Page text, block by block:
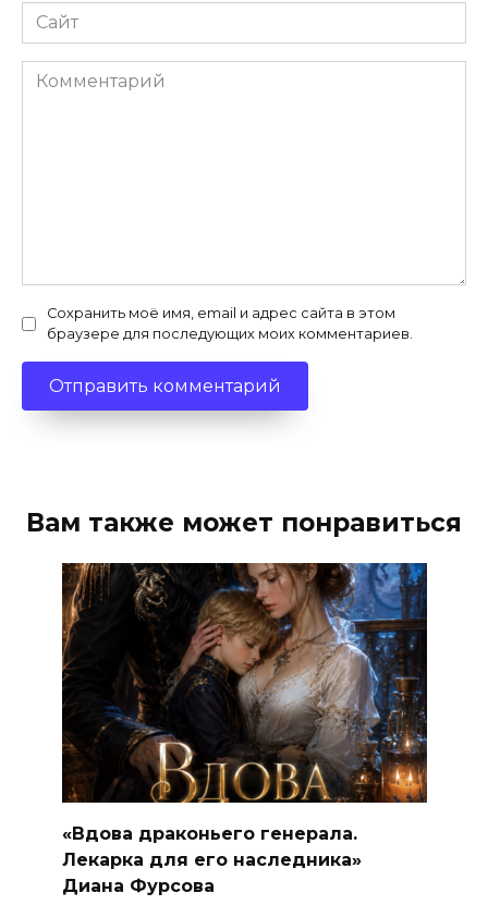
Сайт
Комментарий
Сохранить моё имя, email и адрес сайта в этом
браузере для последующих моих комментариев.
Вам также может понравиться
«Вдова драконьего генерала.
Лекарка для его наследника»
Диана Фурсова